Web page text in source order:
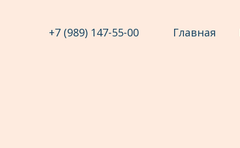
+7 (989) 147-55-00 Главная